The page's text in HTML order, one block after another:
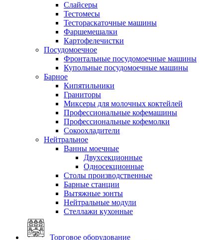
Слайсеры
Тестомесы
Тестораскаточные машины
Фаршемешалки
Картофелечистки
Посудомоечное
Фронтальные посудомоечные машины
Купольные посудомоечные машины
Барное
Кипятильники
Граниторы
Миксеры для молочных коктейлей
Профессиональные кофемашины
Профессиональные кофемолки
Сокоохладители
Нейтральное
Ванны моечные
Двухсекционные
Односекционные
Столы производственные
Барные станции
Вытяжные зонты
Нейтральные модули
Стеллажи кухонные
Торговое оборудование